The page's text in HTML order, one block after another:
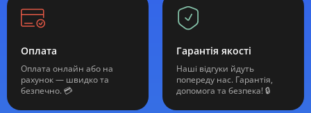
Оплата
Оплата онлайн або на
рахунок — швидко та
безпечно. 💳
Гарантія якості
Наші відгуки йдуть
попереду нас. Гарантія,
допомога та безпека! 🔒